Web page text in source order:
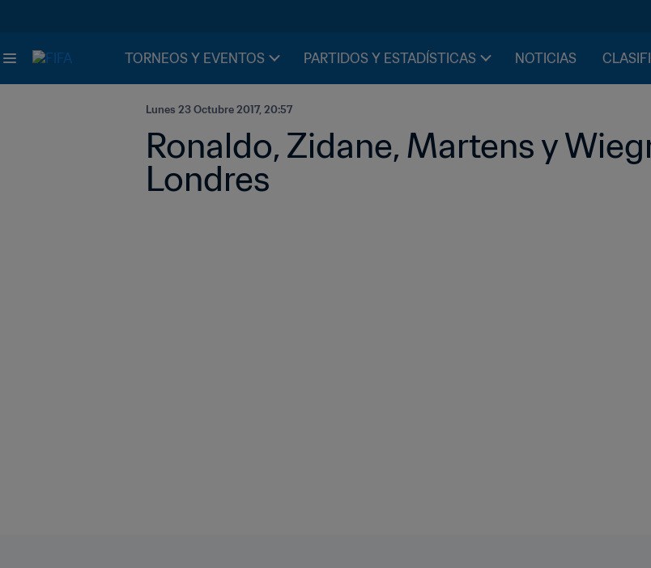
TORNEOS Y EVENTOS PARTIDOS Y ESTADÍSTICAS NOTICIAS
Lunes 23 Octubre 2017, 20:57
Ronaldo, Zidane, Martens y
Londres